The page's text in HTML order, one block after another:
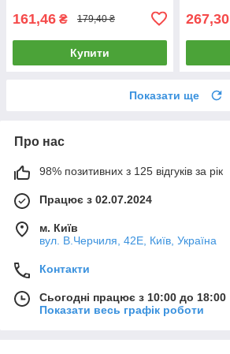
161,46 ₴ 179,40 ₴
Купити
267,30
Показати ще
Про нас
98% позитивних з 125 відгуків за рік
Працює з 02.07.2024
м. Київ
вул. В.Черчиля, 42Е, Київ, Україна
Контакти
Сьогодні працює з 10:00 до 18:00
Показати весь графік роботи